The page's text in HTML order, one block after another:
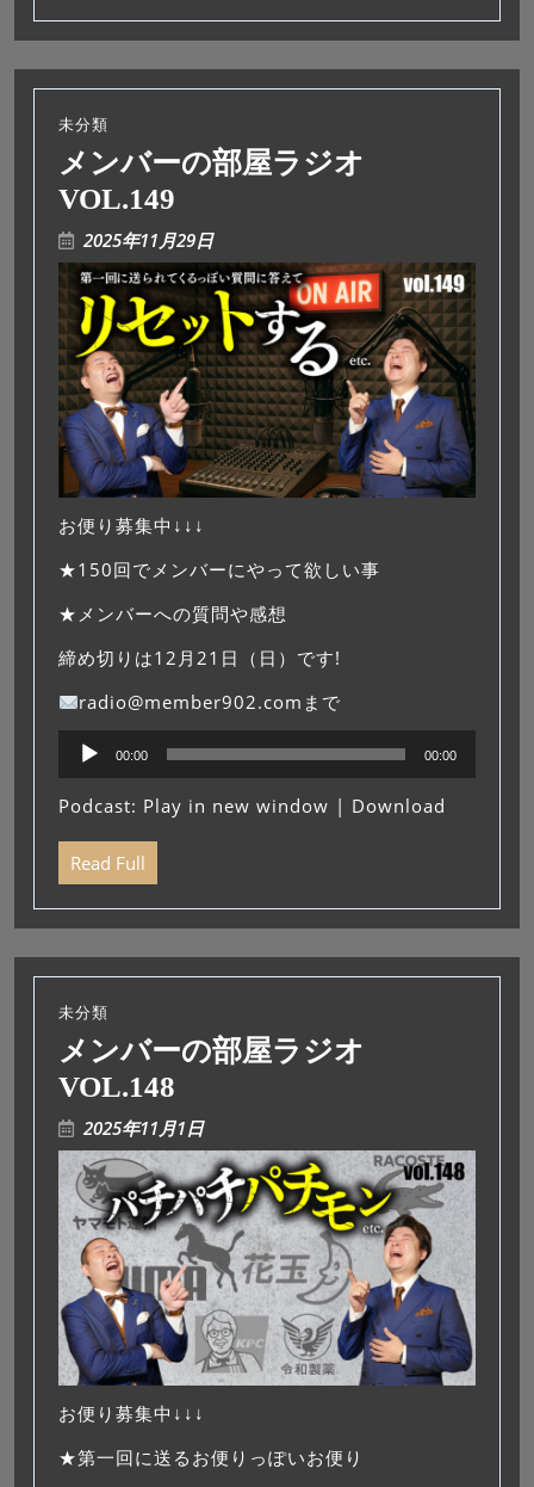
未分類
メンバーの部屋ラジオ
VOL.149
2025年11月29日
お便り募集中↓↓↓
★150回でメンバーにやって欲しい事
★メンバーへの質問や感想
締め切りは12月21日（日）です!
radio@member902.comまで
プ
ー
ヤ
00:00 00:00
Podcast: Play in new window | Download
Read Full
未分類
メンバーの部屋ラジオ
VOL.148
2025年11月1日
お便り募集中↓↓↓
★第一回に送るお便りっぽいお便り